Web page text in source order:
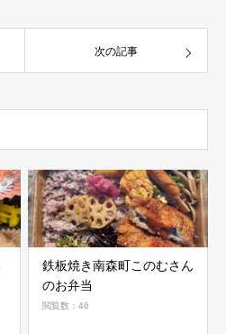
次の記事
鉄板焼き南森町このむさん
のお弁当
閲覧数：46